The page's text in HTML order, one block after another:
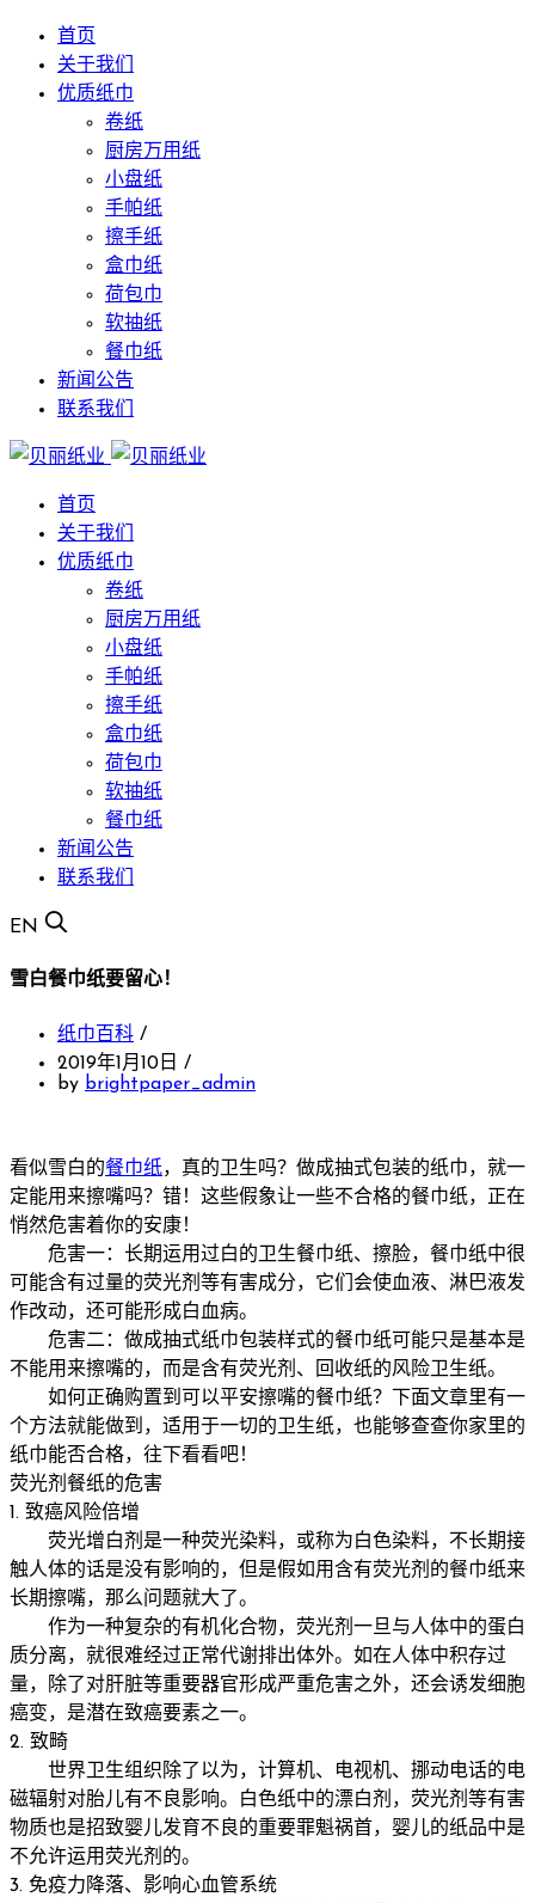
首页
关于我们
优质纸巾
卷纸
厨房万用纸
小盘纸
手帕纸
擦手纸
盒巾纸
荷包巾
软抽纸
餐巾纸
新闻公告
联系我们
首页
关于我们
优质纸巾
卷纸
厨房万用纸
小盘纸
手帕纸
擦手纸
盒巾纸
荷包巾
软抽纸
餐巾纸
新闻公告
联系我们
EN
雪白餐巾纸要留心！
纸巾百科 /
2019年1月10日 /
by brightpaper_admin
看似雪白的餐巾纸，真的卫生吗？做成抽式包装的纸巾，就一
定能用来擦嘴吗？错！这些假象让一些不合格的餐巾纸，正在
悄然危害着你的安康！
危害一：长期运用过白的卫生餐巾纸、擦脸，餐巾纸中很
可能含有过量的荧光剂等有害成分，它们会使血液、淋巴液发
作改动，还可能形成白血病。
危害二：做成抽式纸巾包装样式的餐巾纸可能只是基本是
不能用来擦嘴的，而是含有荧光剂、回收纸的风险卫生纸。
如何正确购置到可以平安擦嘴的餐巾纸？下面文章里有一
个方法就能做到，适用于一切的卫生纸，也能够查查你家里的
纸巾能否合格，往下看看吧！
荧光剂餐纸的危害
1. 致癌风险倍增
荧光增白剂是一种荧光染料，或称为白色染料，不长期接
触人体的话是没有影响的，但是假如用含有荧光剂的餐巾纸来
长期擦嘴，那么问题就大了。
作为一种复杂的有机化合物，荧光剂一旦与人体中的蛋白
质分离，就很难经过正常代谢排出体外。如在人体中积存过
量，除了对肝脏等重要器官形成严重危害之外，还会诱发细胞
癌变，是潜在致癌要素之一。
2. 致畸
世界卫生组织除了以为，计算机、电视机、挪动电话的电
磁辐射对胎儿有不良影响。白色纸中的漂白剂，荧光剂等有害
物质也是招致婴儿发育不良的重要罪魁祸首，婴儿的纸品中是
不允许运用荧光剂的。
3. 免疫力降落、影响心血管系统